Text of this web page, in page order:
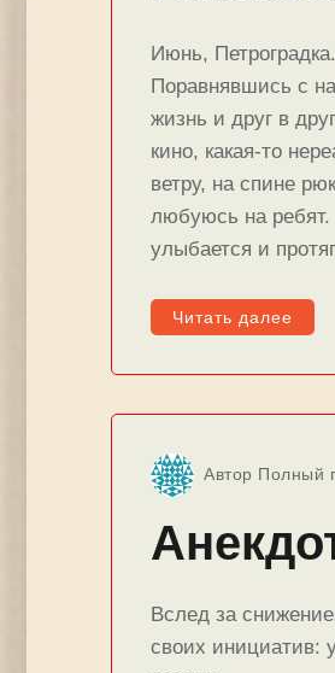
Июнь,
Поравнявшись с
жизнь и друг в
кино, какая-то
ветру, на спине
любуюсь на ребят.
улыбается и
Читать далее
Автор Полный
Вслед за
своих инициатив: